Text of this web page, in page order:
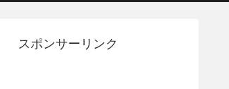
スポンサーリンク